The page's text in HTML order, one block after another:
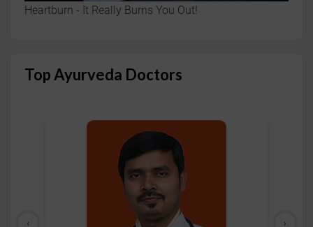
Heartburn - It Really Burns You Out!
Top Ayurveda Doctors
‹ ›